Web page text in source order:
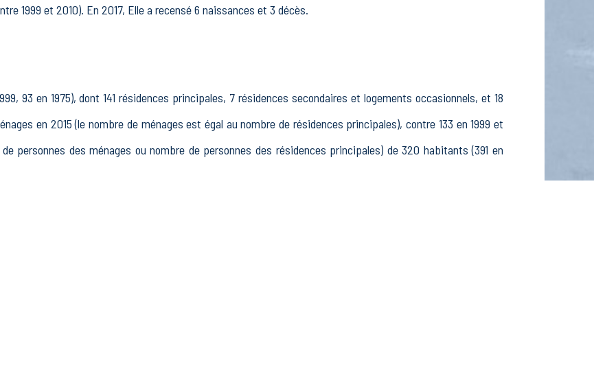
1999 et 2010). En 2017, Elle a recensé 6 naissances et 3 décès.
93 en 1975), dont 141 résidences principales, 7 résidences secondaires et logements occasionnels, et 18
en 2015 (le nombre de ménages est égal au nombre de résidences principales), contre 133 en 1999 et
personnes des ménages ou nombre de personnes des résidences principales) de 320 habitants (391 en